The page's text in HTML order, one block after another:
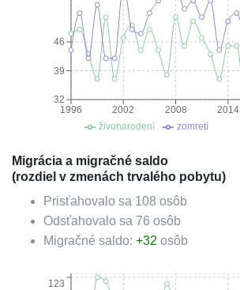
1996 2002 2008 2014
32
39
46
živonarodení zomretí
Migrácia a migračné saldo
(rozdiel v zmenách trvalého pobytu)
Prisťahovalo sa 108 osôb
Odsťahovalo sa 76 osôb
Migračné saldo: +32 osôb
123